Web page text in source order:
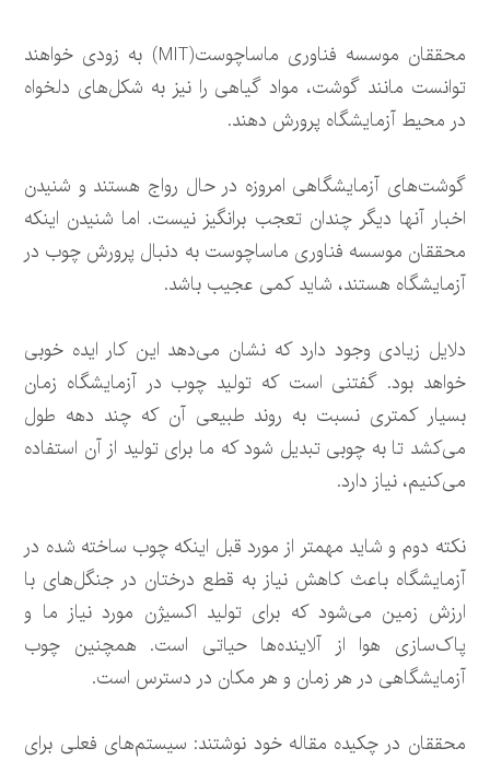
محققان موسسه فناوری ماساچوست(MIT) به زودی خواهند
توانست مانند گوشت، مواد گیاهی را نیز به شکل‌های دلخواه
در محیط آزمایشگاه پرورش دهند.
گوشت‌های آزمایشگاهی امروزه در حال رواج هستند و شنیدن
اخبار آنها دیگر چندان تعجب برانگیز نیست. اما شنیدن اینکه
محققان موسسه فناوری ماساچوست به دنبال پرورش چوب در
آزمایشگاه هستند، شاید کمی عجیب باشد.
دلایل زیادی وجود دارد که نشان می‌دهد این کار ایده خوبی
خواهد بود. گفتنی است که تولید چوب در آزمایشگاه زمان
بسیار کمتری نسبت به روند طبیعی آن که چند دهه طول
می‌کشد تا به چوبی تبدیل شود که ما برای تولید از آن استفاده
می‌کنیم، نیاز دارد.
نکته دوم و شاید مهمتر از مورد قبل اینکه چوب ساخته شده در
آزمایشگاه باعث کاهش نیاز به قطع درختان در جنگل‌های با
ارزش زمین می‌شود که برای تولید اکسیژن مورد نیاز ما و
پاک‌سازی هوا از آلاینده‌ها حیاتی است. همچنین چوب
آزمایشگاهی در هر زمان و هر مکان در دسترس است.
محققان در چکیده مقاله خود نوشتند: سیستم‌های فعلی برای